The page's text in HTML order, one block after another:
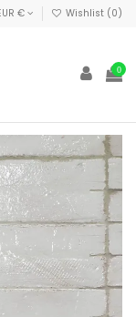
€ Wishlist (0)
0